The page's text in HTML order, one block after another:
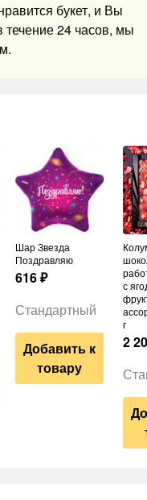
букет, и Вы
24 часов, мы
Шар Звезда
Поздравляю
616₽
Стандартный
Добавить к
товару
Колумбийский
с
г
2